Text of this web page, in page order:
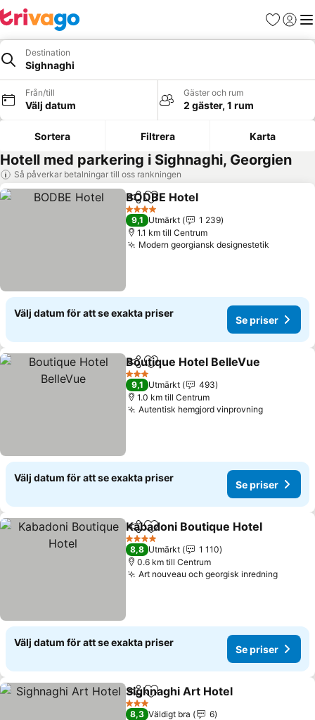
Favoriter
Logga
Destination
Sighnaghi
Från/till
Välj datum
Gäster och rum
2 gäster, 1 rum
Sortera Filtrera Karta
Hotell med parkering i Sighnaghi, Georgien
Så påverkar betalningar till oss rankningen
Dela Lägg till i Mina Favoriter
BODBE Hotel
4 Stjärnor
9,1 Utmärkt
1 239
1.1 km till Centrum
Modern georgiansk designestetik
Välj datum för att se exakta priser
Se priser
Dela Lägg till i Mina Favoriter
Boutique Hotel BelleVue
3 Stjärnor
9,1 Utmärkt
493
1.0 km till Centrum
Autentisk hemgjord vinprovningSe priser
Välj datum för att se exakta priser
Se priser
Dela Lägg till i Mina Favoriter
Kabadoni Boutique Hotel
4 Stjärnor
8,8 Utmärkt
1 110
0.6 km till Centrum
Art nouveau och georgisk inredningSe
Välj datum för att se exakta priser
Se priser
Dela Lägg till i Mina Favoriter
Sighnaghi Art Hotel
3 Stjärnor
8,3 Väldigt bra
6